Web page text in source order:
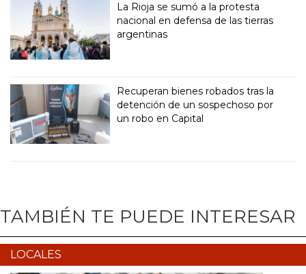
La Rioja se sumó a la protesta
nacional en defensa de las tierras
argentinas
Recuperan bienes robados tras la
detención de un sospechoso por
un robo en Capital
TAMBIÉN TE PUEDE INTERESAR
LOCALES